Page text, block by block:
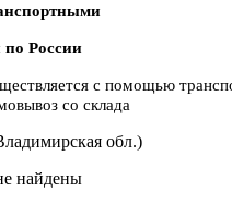
России
с помощью
со склада
обл.)
найдены